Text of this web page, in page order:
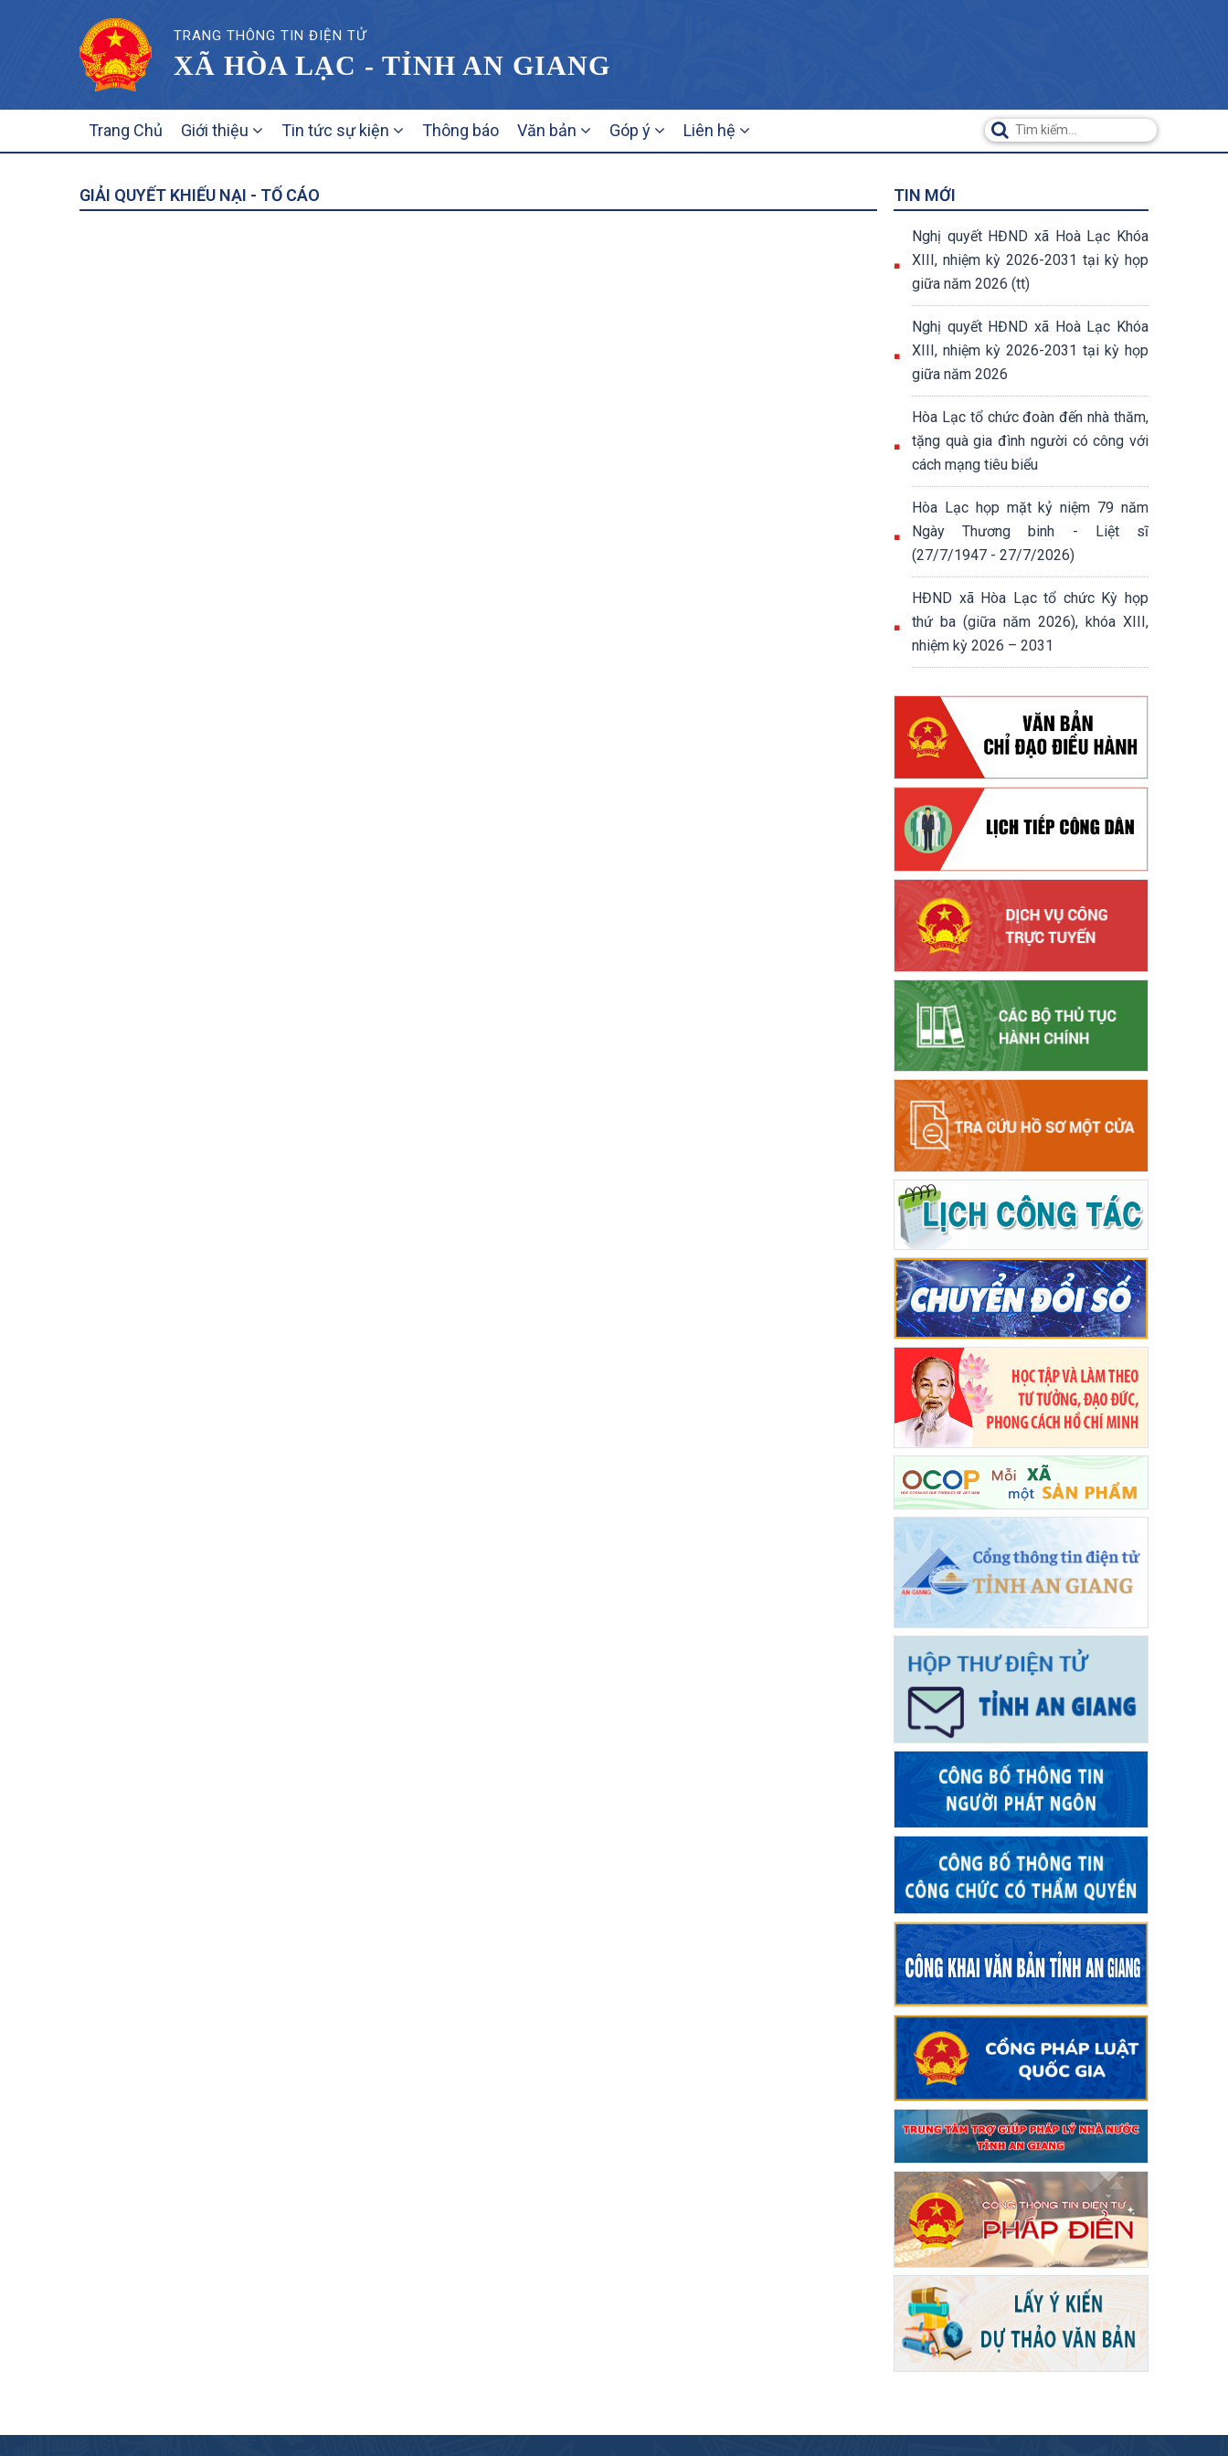
TRANG THÔNG TIN ĐIỆN TỬ
XÃ HÒA LẠC - TỈNH AN GIANG
NAVIGATION
Trang Chủ Giới thiệu Tin tức sự kiện Thông báo Văn bản Góp ý Liên hệ
GIẢI QUYẾT KHIẾU NẠI - TỐ CÁO TIN MỚI
Nghị quyết HĐND xã Hoà Lạc Khóa
XIII, nhiệm kỳ 2026-2031 tại kỳ họp
giữa năm 2026 (tt)
Nghị quyết HĐND xã Hoà Lạc Khóa
XIII, nhiệm kỳ 2026-2031 tại kỳ họp
giữa năm 2026
Hòa Lạc tổ chức đoàn đến nhà thăm,
tặng quà gia đình người có công với
cách mạng tiêu biểu
Hòa Lạc họp mặt kỷ niệm 79 năm
Ngày Thương binh - Liệt sĩ
(27/7/1947 - 27/7/2026)
HĐND xã Hòa Lạc tổ chức Kỳ họp
thứ ba (giữa năm 2026), khóa XIII,
nhiệm kỳ 2026 – 2031